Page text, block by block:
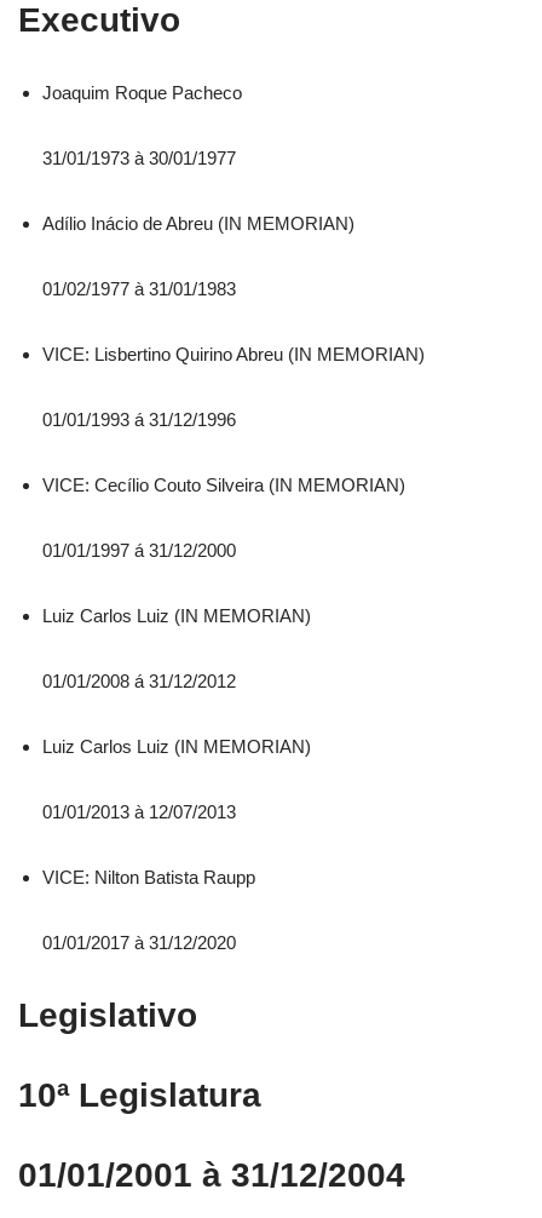
Executivo
Joaquim Roque Pacheco
31/01/1973 à 30/01/1977
Adílio Inácio de Abreu (IN MEMORIAN)
01/02/1977 à 31/01/1983
VICE: Lisbertino Quirino Abreu (IN MEMORIAN)
01/01/1993 á 31/12/1996
VICE: Cecílio Couto Silveira (IN MEMORIAN)
01/01/1997 á 31/12/2000
Luiz Carlos Luiz (IN MEMORIAN)
01/01/2008 á 31/12/2012
Luiz Carlos Luiz (IN MEMORIAN)
01/01/2013 à 12/07/2013
VICE: Nilton Batista Raupp
01/01/2017 à 31/12/2020
Legislativo
10ª Legislatura
01/01/2001 à 31/12/2004